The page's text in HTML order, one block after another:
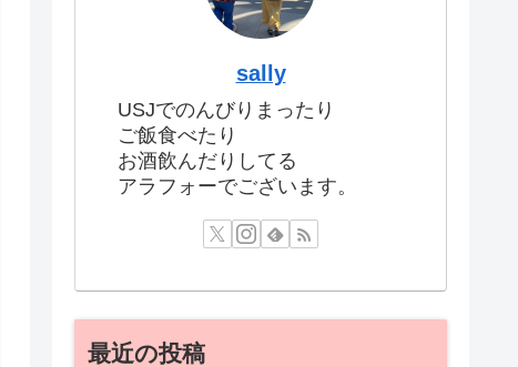
sally
USJでのんびりまったり
ご飯食べたり
お酒飲んだりしてる
アラフォーでございます。
最近の投稿